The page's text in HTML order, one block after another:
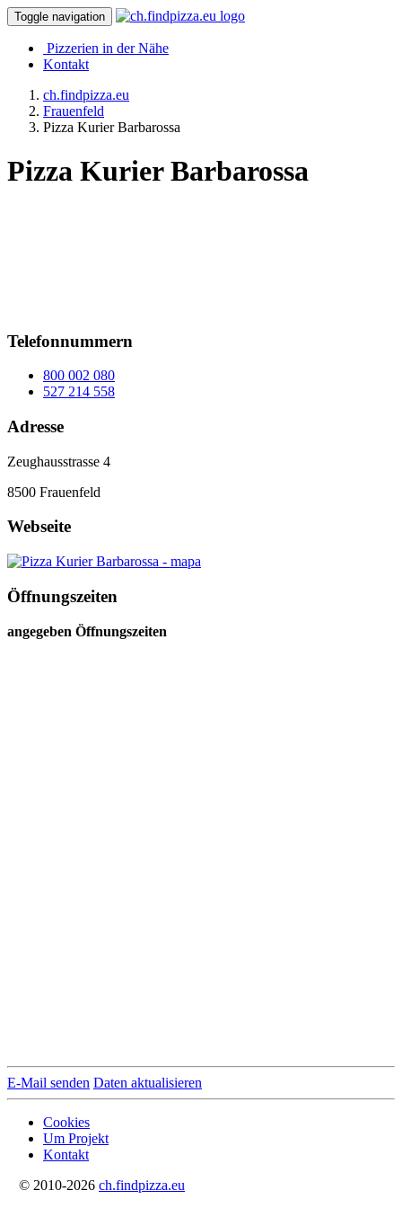
Toggle navigation
Pizzerien in der Nähe
Kontakt
ch.findpizza.eu
Frauenfeld
Pizza Kurier Barbarossa
Pizza Kurier Barbarossa
Telefonnummern
800 002 080
527 214 558
Adresse
Zeughausstrasse 4
8500 Frauenfeld
Webseite
Öffnungszeiten
angegeben Öffnungszeiten
E-Mail senden Daten aktualisieren
Cookies
Um Projekt
Kontakt
© 2010-2026 ch.findpizza.eu